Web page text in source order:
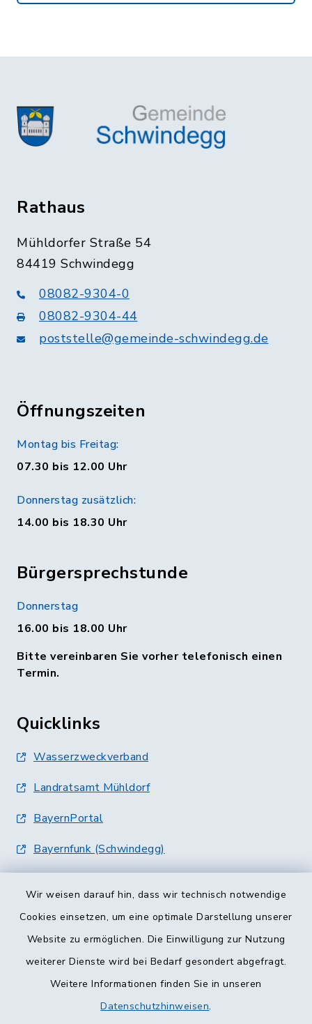
Wir weisen darauf hin, dass wir technisch notwendige
Cookies einsetzen, um eine optimale Darstellung unserer
Website zu ermöglichen. Die Einwilligung zur Nutzung
weiterer Dienste wird bei Bedarf gesondert abgefragt.
Weitere Informationen finden Sie in unseren
Datenschutzhinweisen.
Rathaus
Mühldorfer Straße 54
84419 Schwindegg
08082-9304-0
08082-9304-44
poststelle@gemeinde-schwindegg.de
Öffnungszeiten
Montag bis Freitag:
07.30 bis 12.00 Uhr
Donnerstag zusätzlich:
14.00 bis 18.30 Uhr
Bürgersprechstunde
Donnerstag
16.00 bis 18.00 Uhr
Bitte vereinbaren Sie vorher telefonisch einen
Termin.
Quicklinks
Wasserzweckverband
Landratsamt Mühldorf
BayernPortal
Bayernfunk (Schwindegg)
Barrierefreiheit